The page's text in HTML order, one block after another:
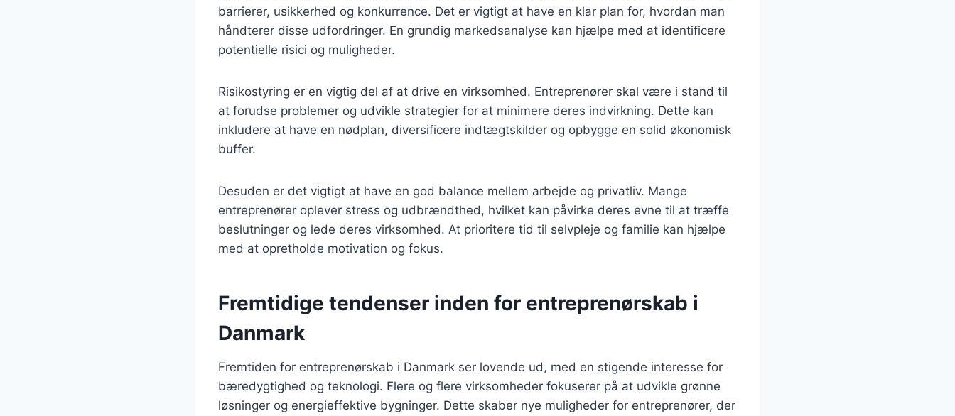
barrierer, usikkerhed og konkurrence. Det er vigtigt at have en klar plan for, hvordan man
håndterer disse udfordringer. En grundig markedsanalyse kan hjælpe med at identificere
potentielle risici og muligheder.
Risikostyring er en vigtig del af at drive en virksomhed. Entreprenører skal være i stand til
at forudse problemer og udvikle strategier for at minimere deres indvirkning. Dette kan
inkludere at have en nødplan, diversificere indtægtskilder og opbygge en solid økonomisk
buffer.
Desuden er det vigtigt at have en god balance mellem arbejde og privatliv. Mange
entreprenører oplever stress og udbrændthed, hvilket kan påvirke deres evne til at træffe
beslutninger og lede deres virksomhed. At prioritere tid til selvpleje og familie kan hjælpe
med at opretholde motivation og fokus.
Fremtidige tendenser inden for entreprenørskab i
Danmark
Fremtiden for entreprenørskab i Danmark ser lovende ud, med en stigende interesse for
bæredygtighed og teknologi. Flere og flere virksomheder fokuserer på at udvikle grønne
løsninger og energieffektive bygninger. Dette skaber nye muligheder for entreprenører, der